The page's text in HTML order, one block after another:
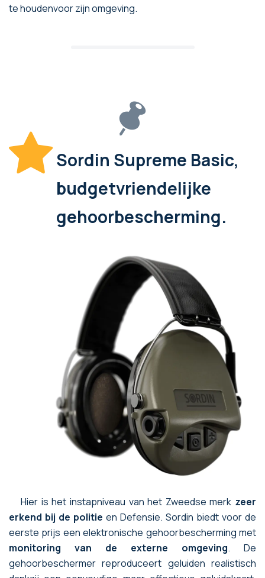
te houdenvoor zijn omgeving.
Sordin Supreme Basic,
budgetvriendelijke
gehoorbescherming.
Hier is het instapniveau van het Zweedse merk zeer
erkend bij de politie en Defensie. Sordin biedt voor de
eerste prijs een elektronische gehoorbescherming met
monitoring van de externe omgeving. De
gehoorbeschermer reproduceert geluiden realistisch